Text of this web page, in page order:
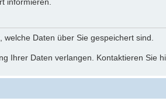
informieren.
Daten über Sie gespeichert sind.
Ihrer Daten verlangen. Kontaktieren Sie